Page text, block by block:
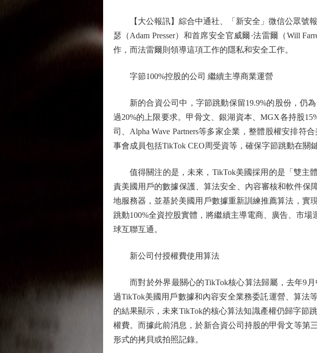
【大公報訊】綜合中通社、「新安全」微信公眾號報
瑟（Adam Presser）和首席安全官威爾·法雷爾（Will
作，而法雷爾則領導這項工作的隱私和安全工作。
字節100%控股的公司 繼續主導商業運營
新的合資公司中，字節跳動保留19.9%的股份，仍為
過20%的上限要求。甲骨文、銀湖資本、MGX各持股
司、Alpha Wave Partners等多家企業，整體股權安排
事會成員包括TikTok CEO周受資等，確保字節跳動在關
值得關注的是，未來，TikTok美國採用的是「雙主
責美國用戶的數據保護、算法安全、內容審核和軟件保
地服務器，並基於美國用戶數據重新訓練推薦算法，實
跳動100%全資控股實體，將繼續主導電商、廣告、市
球互聯互通。
新公司付授權費使用算法
而對於外界最關心的TikTok核心算法歸屬，去年9月
過TikTok美國用戶數據和內容安全業務委託運營、算法
的結果顯示，未來TikTok的核心算法知識產權仍歸字節
權費。而據此前消息，於新合資公司持股的甲骨文等第
形式的拷貝或拍照記錄。